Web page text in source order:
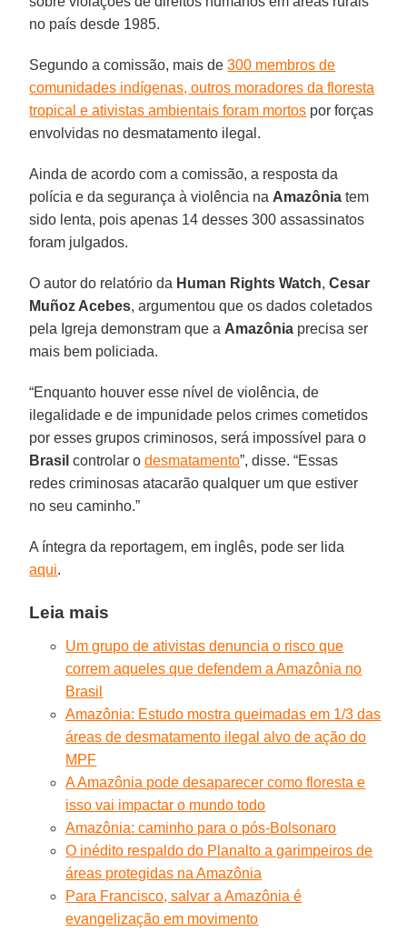
no país desde 1985.
Segundo a comissão, mais de300 membros de
comunidades indígenas, outros moradores da floresta
tropical e ativistas ambientais foram mortos por forças
envolvidas no desmatamento ilegal.
Ainda de acordo com a comissão, a resposta da
polícia e da segurança à violência na Amazônia tem
sido lenta, pois apenas 14 desses 300 assassinatos
foram julgados.
O autor do relatório da Human Rights Watch,Cesar
Muñoz Acebes, argumentou que os dados coletados
pela Igreja demonstram que a Amazônia precisa ser
mais bem policiada.
“Enquanto houver esse nível de violência, de
ilegalidade e de impunidade pelos crimes cometidos
por esses grupos criminosos, será impossível para o
Brasil controlar odesmatamento”, disse. “Essas
redes criminosas atacarão qualquer um que estiver
no seu caminho.”
A íntegra da reportagem, em inglês, pode ser lida
aqui.
Leia mais
Um grupo de ativistas denuncia o risco que
correm aqueles que defendem a Amazônia no
Brasil
Amazônia: Estudo mostra queimadas em 1/3 das
áreas de desmatamento ilegal alvo de ação do
MPF
A Amazônia pode desaparecer como floresta e
isso vai impactar o mundo todo
Amazônia: caminho para o pós-Bolsonaro
O inédito respaldo do Planalto a garimpeiros de
áreas protegidas na Amazônia
Para Francisco, salvar a Amazônia é
evangelização em movimento